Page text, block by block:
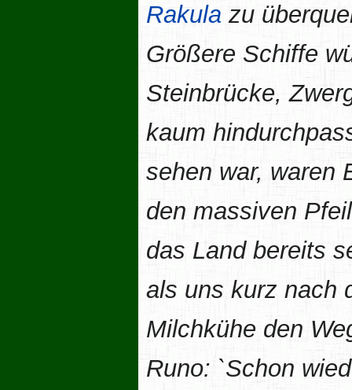
Rakula zu
Größere Schiffe
Steinbrücke,
kaum
sehen war, waren
den massiven
das Land bereits
als uns kurz nach
Milchkühe den
Runo: `Schon